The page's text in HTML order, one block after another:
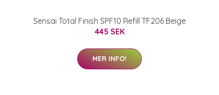
Sensai Total Finish SPF10 Refill TF206 Beige
445 SEK
MER INFO!